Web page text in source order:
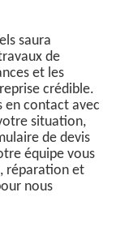
saura
de
et les
crédible.
en contact avec
situation,
de devis
équipe vous
réparation et
nous